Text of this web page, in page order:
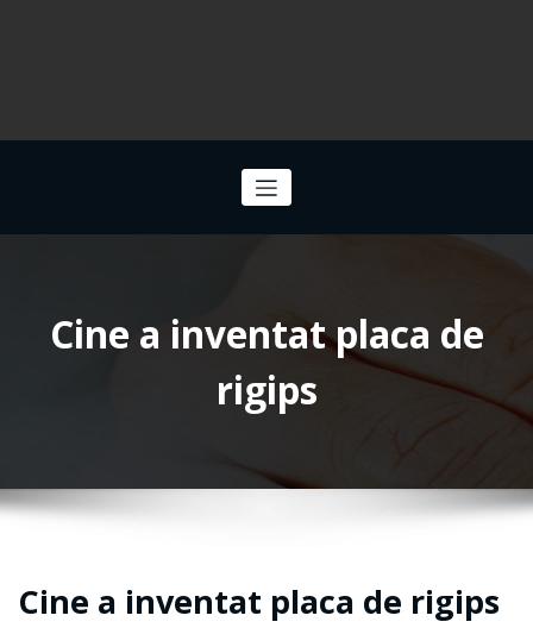
Cine a inventat placa de
rigips
Cine a inventat placa de rigips